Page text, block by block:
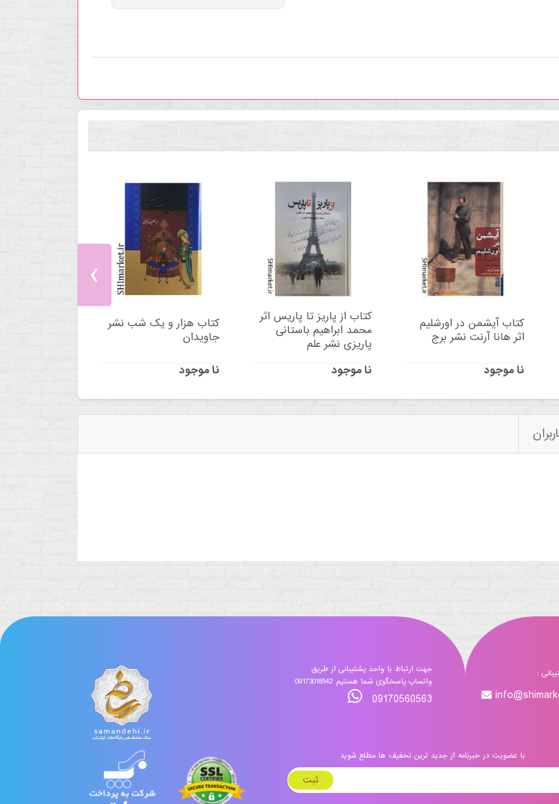
کتاب هزار و یک شب نشر
جاویدان
نا موجود
کتاب از پاریز تا پاریس اثر
محمد ابراهیم باستانی
پاریزی نشر علم
نا موجود
کتاب آیشمن در اورشلیم
اثر هانا آرنت نشر برج
نا موجود
‹
:
جهت ارتباط با واحد پشتیبانی از طریق
واتساپ پاسخگوی شما هستیم 09173018542
09170560563
با عضویت در خبرنامه از جدید ترین تخفیف ها مطلع شوید